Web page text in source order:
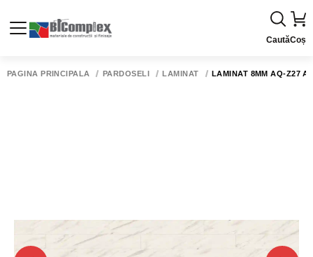
CautăCoș
PAGINA PRINCIPALĂ PARDOSELI LAMINAT LAMINAT 8MM AQ-Z27